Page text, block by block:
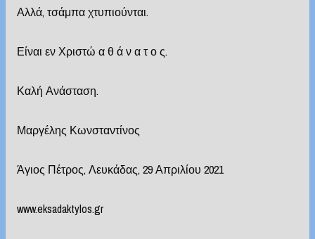
Αλλά, τσάμπα χτυπιούνται.
Είναι εν Χριστώ α θ ά ν α τ ο ς.
Καλή Ανάσταση.
Μαργέλης Κωνσταντίνος
Άγιος Πέτρος, Λευκάδας, 29 Απριλίου 2021
www.eksadaktylos.gr